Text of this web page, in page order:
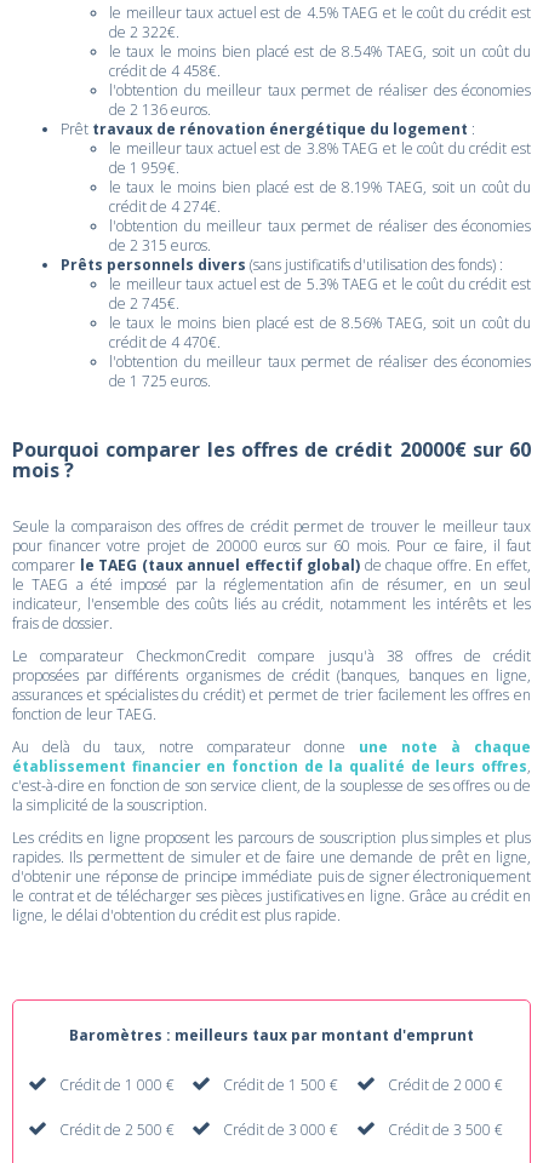
le meilleur taux actuel est de 4.5% TAEG et le coût du crédit est
de 2 322€.
le taux le moins bien placé est de 8.54% TAEG, soit un coût du
crédit de 4 458€.
l'obtention du meilleur taux permet de réaliser des économies
de 2 136 euros.
Prêt travaux de rénovation énergétique du logement :
le meilleur taux actuel est de 3.8% TAEG et le coût du crédit est
de 1 959€.
le taux le moins bien placé est de 8.19% TAEG, soit un coût du
crédit de 4 274€.
l'obtention du meilleur taux permet de réaliser des économies
de 2 315 euros.
Prêts personnels divers (sans justificatifs d'utilisation des fonds) :
le meilleur taux actuel est de 5.3% TAEG et le coût du crédit est
de 2 745€.
le taux le moins bien placé est de 8.56% TAEG, soit un coût du
crédit de 4 470€.
l'obtention du meilleur taux permet de réaliser des économies
de 1 725 euros.
Pourquoi comparer les offres de crédit 20000€ sur 60
mois ?
Seule la comparaison des offres de crédit permet de trouver le meilleur taux
pour financer votre projet de 20000 euros sur 60 mois. Pour ce faire, il faut
comparer le TAEG (taux annuel effectif global) de chaque offre. En effet,
le TAEG a été imposé par la réglementation afin de résumer, en un seul
indicateur, l'ensemble des coûts liés au crédit, notamment les intérêts et les
frais de dossier.
Le comparateur CheckmonCredit compare jusqu'à 38 offres de crédit
proposées par différents organismes de crédit (banques, banques en ligne,
assurances et spécialistes du crédit) et permet de trier facilement les offres en
fonction de leur TAEG.
Au delà du taux, notre comparateur donne une note à chaque
établissement financier en fonction de la qualité de leurs offres,
c'est-à-dire en fonction de son service client, de la souplesse de ses offres ou de
la simplicité de la souscription.
Les crédits en ligne proposent les parcours de souscription plus simples et plus
rapides. Ils permettent de simuler et de faire une demande de prêt en ligne,
d'obtenir une réponse de principe immédiate puis de signer électroniquement
le contrat et de télécharger ses pièces justificatives en ligne. Grâce au crédit en
ligne, le délai d'obtention du crédit est plus rapide.
Baromètres : meilleurs taux par montant d'emprunt
Crédit de 1 000 € Crédit de 1 500 € Crédit de 2 000 €
Crédit de 2 500 € Crédit de 3 000 € Crédit de 3 500 €